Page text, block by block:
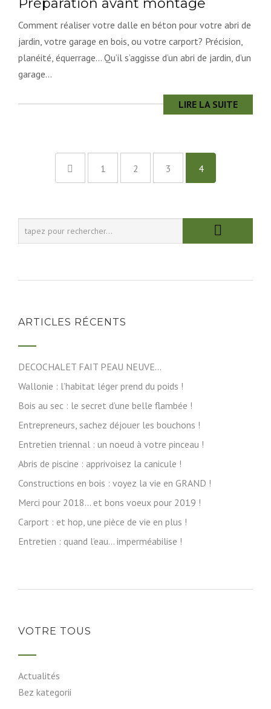
Préparation avant montage
Comment réaliser votre dalle en béton pour votre abri de
jardin, votre garage en bois, ou votre carport? Précision,
planéité, équerrage… Qu’il s’aggisse d’un abri de jardin, d’un
garage...
LIRE LA SUITE
1 2 3 4
ARTICLES RÉCENTS
DECOCHALET FAIT PEAU NEUVE…
Wallonie : l’habitat léger prend du poids !
Bois au sec : le secret d’une belle flambée !
Entrepreneurs, sachez déjouer les bouchons !
Entretien triennal : un noeud à votre pinceau !
Abris de piscine : apprivoisez la canicule !
Constructions en bois : voyez la vie en GRAND !
Merci pour 2018… et bons voeux pour 2019 !
Carport : et hop, une pièce de vie en plus !
Entretien : quand l’eau… imperméabilise !
VOTRE TOUS
Actualités
Bez kategorii